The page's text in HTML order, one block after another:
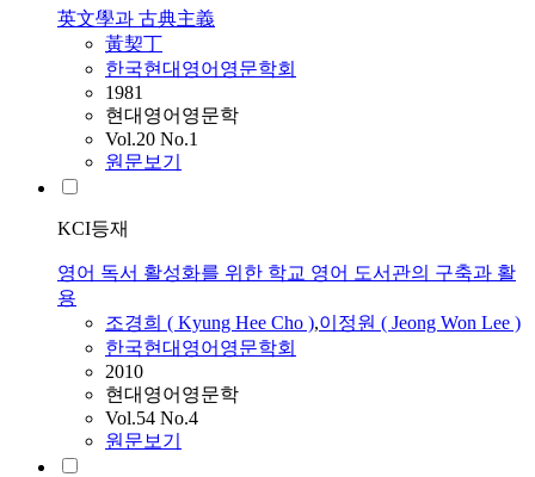
英文學과 古典主義
黃契丁
한국현대영어영문학회
1981
현대영어영문학
Vol.20 No.1
원문보기
KCI등재
영어 독서 활성화를 위한 학교 영어 도서관의 구축과 활
용
조경희 ( Kyung Hee Cho ),이정원 ( Jeong Won Lee )
한국현대영어영문학회
2010
현대영어영문학
Vol.54 No.4
원문보기